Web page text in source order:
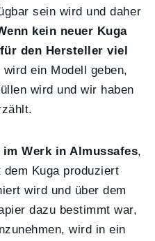
sein wird und daher
kein neuer Kuga
den Hersteller viel
ein Modell geben,
wird und wir haben
Werk in Almussafes,
Kuga produziert
wird und über dem
dazu bestimmt war,
wird in ein